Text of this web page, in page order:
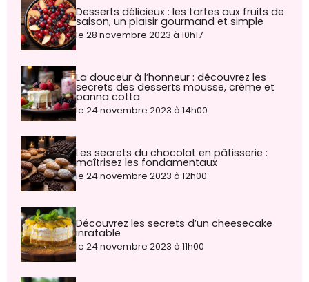
Desserts délicieux : les tartes aux fruits de
saison, un plaisir gourmand et simple
le 28 novembre 2023 à 10h17
La douceur à l’honneur : découvrez les
secrets des desserts mousse, crème et
panna cotta
le 24 novembre 2023 à 14h00
Les secrets du chocolat en pâtisserie :
maîtrisez les fondamentaux
le 24 novembre 2023 à 12h00
Découvrez les secrets d’un cheesecake
inratable
le 24 novembre 2023 à 11h00